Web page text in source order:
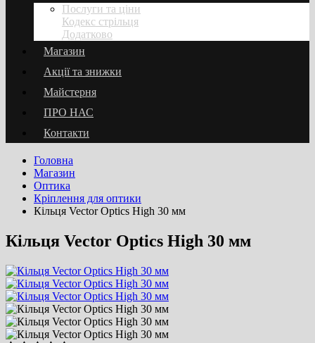
Послуги та ціни
Кодекс стрільця
Додатково
Магазин
Акції та знижки
Майстерня
ПРО НАС
Контакти
Головна
Магазин
Оптика
Кріплення для оптики
Кільця Vector Optics High 30 мм
Кільця Vector Optics High 30 мм